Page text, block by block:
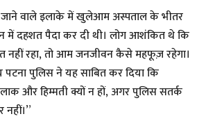
जाने वाले इलाके में खुलेआम अस्पताल के भीतर
में दहशत पैदा कर दी थी। लोग आशंकित थे कि
नहीं रहा, तो आम जनजीवन कैसे महफूज़ रहेगा।
पुलिस ने यह साबित कर दिया कि
और हिम्मती क्यों न हों, अगर पुलिस सतर्क
नहीं।”